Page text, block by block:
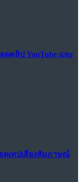
ดคลิป YouTube และ
ดเทปเสียงสัมภาษณ์